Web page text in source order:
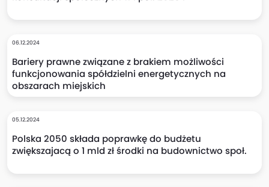
06.12.2024
Bariery prawne związane z brakiem możliwości
funkcjonowania spółdzielni energetycznych na
obszarach miejskich
05.12.2024
Polska 2050 składa poprawkę do budżetu
zwiększajacą o 1 mld zł środki na budownictwo społ.